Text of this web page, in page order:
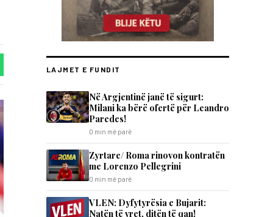
LAJMET E FUNDIT
Në Argjentinë janë të sigurt:
Milani ka bërë ofertë për Leandro
Paredes!
0 min më parë
Zyrtare/ Roma rinovon kontratën
me Lorenzo Pellegrini
0 min më parë
VLEN: Dyfytyrësia e Bujarit:
Natën të vret, ditën të qan!